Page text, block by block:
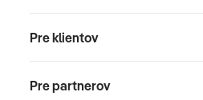
Pre klientov
Pre partnerov